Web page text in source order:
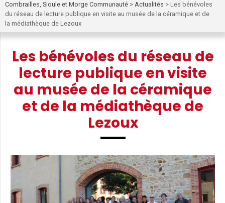
Combrailles, Sioule et Morge Communauté > Actualités > Les bénévoles
du réseau de lecture publique en visite au musée de la céramique et de
la médiathèque de Lezoux
Les bénévoles du réseau de
lecture publique en visite
au musée de la céramique
et de la médiathèque de
Lezoux